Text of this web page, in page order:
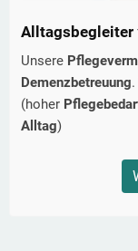
Alltagsbegleiter
Unsere
Demenzbetreuung
(hoher
Alltag)